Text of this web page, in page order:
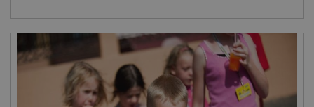
Angebotene Verpflegungsarten: ohne Verpflegung
Informationen Mietwagen Das Angebot beinhaltet
einen Mietwagen ab/bis Flughafen. Bitte beachten Sie,
dass die Mietbedingungen je nach Saison und
Zielgebiet unterschiedlich sein können. Informationen
hierzu finden Sie unter: